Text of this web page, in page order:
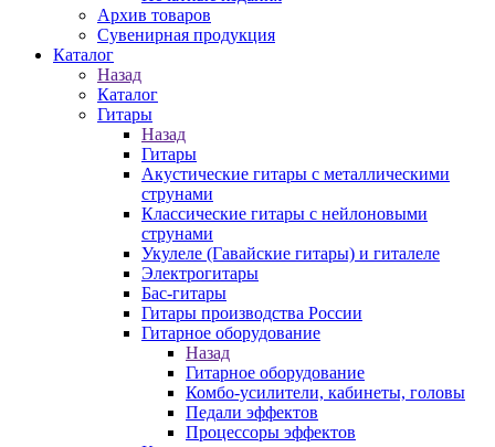
Архив товаров
Сувенирная продукция
Каталог
Назад
Каталог
Гитары
Назад
Гитары
Акустические гитары с металлическими
струнами
Классические гитары с нейлоновыми
струнами
Укулеле (Гавайские гитары) и гиталеле
Электрогитары
Бас-гитары
Гитары производства России
Гитарное оборудование
Назад
Гитарное оборудование
Комбо-усилители, кабинеты, головы
Педали эффектов
Процессоры эффектов